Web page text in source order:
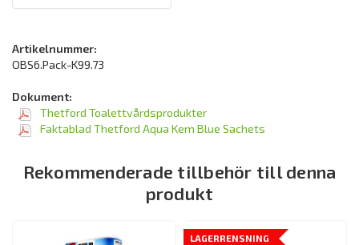
Artikelnummer:
OBS6.Pack-K99.73
Dokument:
Thetford Toalettvårdsprodukter
Faktablad Thetford Aqua Kem Blue Sachets
Rekommenderade tillbehör till denna
produkt
LAGERRENSNING